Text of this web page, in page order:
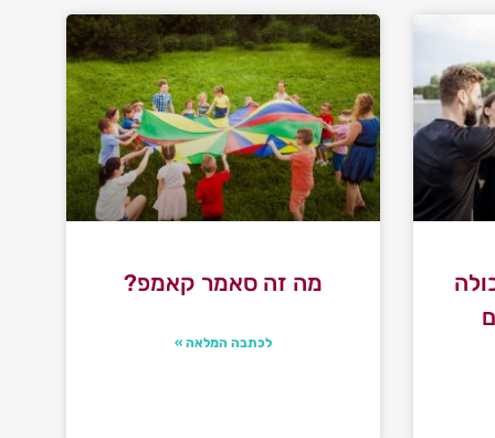
מה זה סאמר קאמפ?
לכתבה המלאה »